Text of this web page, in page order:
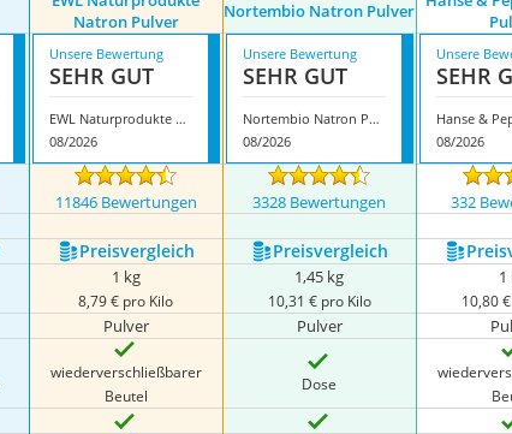
Natron Pulver
Nortembio Natron Pulver
Unsere Bewertung
SEHR GUT
EWL Naturprodukte Natron Pulver
08/2026
Unsere Bewertung
SEHR GUT
Nortembio Natron Pulver
08/2026
Unsere
SEHR
08/2026
11846 Bewertungen 3328 Bewertungen 332
Preis­vergleich Preis­vergleich
1 kg
8,79 € pro Kilo
1,45 kg
10,31 € pro Kilo
1
10,80
Pulver Pulver
wiederverschließbarer
Beutel
Dose